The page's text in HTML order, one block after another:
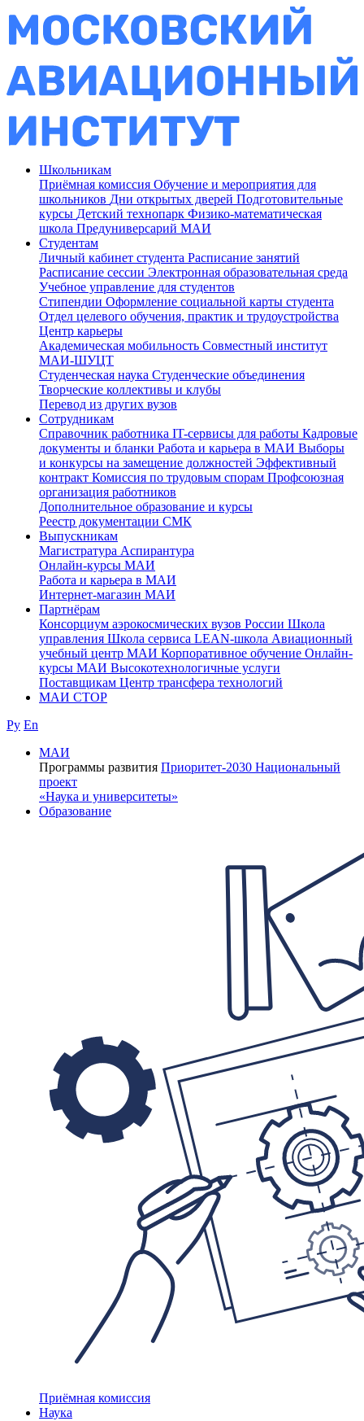
Школьникам
Приёмная комиссия Обучение и мероприятия для
школьников Дни открытых дверей Подготовительные
курсы Детский технопарк Физико-математическая
школа Предуниверсарий МАИ
Студентам
Личный кабинет студента Расписание занятий
Расписание сессии Электронная образовательная среда
Учебное управление для студентов
Стипендии Оформление социальной карты студента
Отдел целевого обучения, практик и трудоустройства
Центр карьеры
Академическая мобильность Совместный институт
МАИ-ШУЦТ
Студенческая наука Студенческие объединения
Творческие коллективы и клубы
Перевод из других вузов
Сотрудникам
Cправочник работника IT-сервисы для работы Кадровые
документы и бланки Работа и карьера в МАИ Выборы
и конкурсы на замещение должностей Эффективный
контракт Комиссия по трудовым спорам Профсоюзная
организация работников
Дополнительное образование и курсы
Реестр документации СМК
Выпускникам
Магистратура Аспирантура
Онлайн-курсы МАИ
Работа и карьера в МАИ
Интернет-магазин МАИ
Партнёрам
Консорциум аэрокосмических вузов России Школа
управления Школа сервиса LEAN-школа Авиационный
учебный центр МАИ Корпоративное обучение Онлайн-
курсы МАИ Высокотехнологичные услуги
Поставщикам Центр трансфера технологий
МАИ СТОР
Ру En
МАИ
Программы развития Приоритет-2030 Национальный
проект
«Наука и университеты»
Образование
Приёмная комиссия
Наука